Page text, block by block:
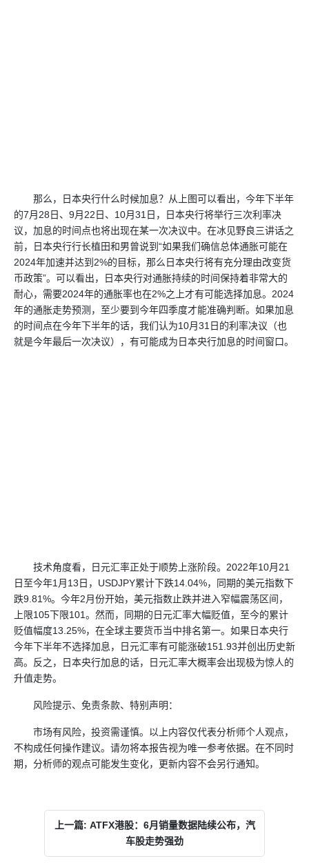
那么，日本央行什么时候加息？从上图可以看出，今年下半年
的7月28日、9月22日、10月31日，日本央行将举行三次利率决
议，加息的时间点也将出现在某一次决议中。在冰见野良三讲话之
前，日本央行行长植田和男曾说到“如果我们确信总体通胀可能在
2024年加速并达到2%的目标，那么日本央行将有充分理由改变货
币政策”。可以看出，日本央行对通胀持续的时间保持着非常大的
耐心，需要2024年的通胀率也在2%之上才有可能选择加息。2024
年的通胀走势预测，至少要到今年四季度才能准确判断。如果加息
的时间点在今年下半年的话，我们认为10月31日的利率决议（也
就是今年最后一次决议），有可能成为日本央行加息的时间窗口。
技术角度看，日元汇率正处于顺势上涨阶段。2022年10月21
日至今年1月13日，USDJPY累计下跌14.04%，同期的美元指数下
跌9.81%。今年2月份开始，美元指数止跌并进入窄幅震荡区间，
上限105下限101。然而，同期的日元汇率大幅贬值，至今的累计
贬值幅度13.25%，在全球主要货币当中排名第一。如果日本央行
今年下半年不选择加息，日元汇率有可能涨破151.93并创出历史新
高。反之，日本央行加息的话，日元汇率大概率会出现极为惊人的
升值走势。
风险提示、免责条款、特别声明：
市场有风险，投资需谨慎。以上内容仅代表分析师个人观点，
不构成任何操作建议。请勿将本报告视为唯一参考依据。在不同时
期，分析师的观点可能发生变化，更新内容不会另行通知。
上一篇: ATFX港股：6月销量数据陆续公布，汽
车股走势强劲